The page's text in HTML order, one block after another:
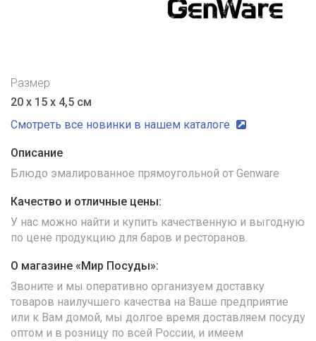
Размер
20 х 15 х 4,5 см
Смотреть все новинки в нашем каталоге
Описание
Блюдо эмалированное прямоугольной от Genware
Качество и отличные цены:
У нас можно найти и купить качественную и выгодную
по цене продукцию для баров и ресторанов.
О магазине «Мир Посуды»:
Звоните и мы оперативно организуем доставку
товаров наилучшего качества на Ваше предприятие
или к Вам домой, мы долгое время доставляем посуду
оптом и в розницу по всей России, и имеем